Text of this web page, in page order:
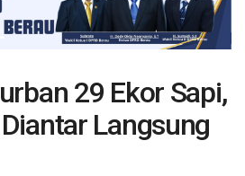
29 Ekor Sapi,
Langsung